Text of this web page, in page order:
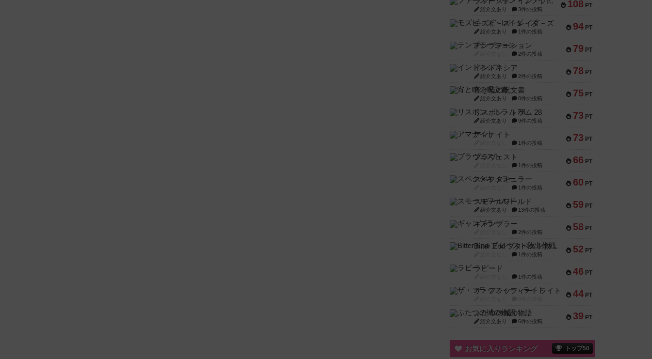
108 PT
紹介文あり 3件の投稿
94 PT
モズビ－ズ・レイダ－ズ
紹介文あり 1件の投稿
79 PT
テンプテーション
2件の投稿
78 PT
インドネシア
紹介文あり 2件の投稿
75 PT
宵と暁の呪文書
紹介文あり 8件の投稿
73 PT
リスボン・トラム 28
紹介文あり 9件の投稿
73 PT
アマナイト
1件の投稿
66 PT
ブラヴェスト
1件の投稿
60 PT
スペクタキュラー
1件の投稿
59 PT
スモールワールド
紹介文あり 13件の投稿
58 PT
ギャンブラー
2件の投稿
52 PT
Bitter End ブタペスト救出作戦
1件の投稿
46 PT
ラピード
1件の投稿
44 PT
ザ・フラッフィー・ライト
39 PT
ふたつの城の物語
紹介文あり 6件の投稿
お気に入りランキング トップ50